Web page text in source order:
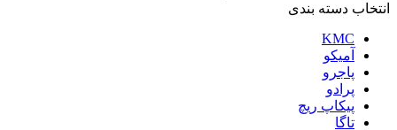
انتخاب دسته بندی
KMC
آمیکو
پاجرو
پرادو
پیکاپ ریچ
تاگا